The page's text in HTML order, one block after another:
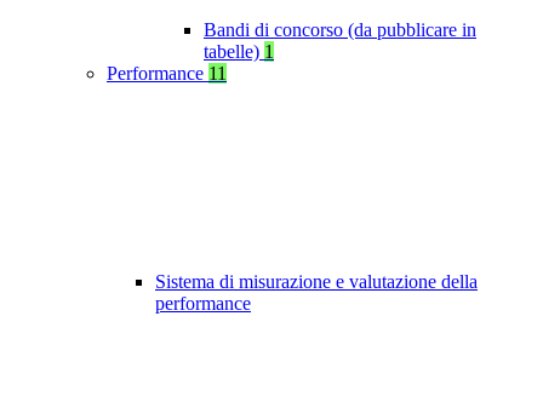
Bandi di concorso (da pubblicare in
tabelle) 1
Performance 11
Sistema di misurazione e valutazione della
performance